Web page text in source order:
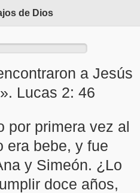
de Dios
a Jesús
Lucas 2: 46
por primera vez al
era bebe, y fue
y Simeón. ¿Lo
doce años,